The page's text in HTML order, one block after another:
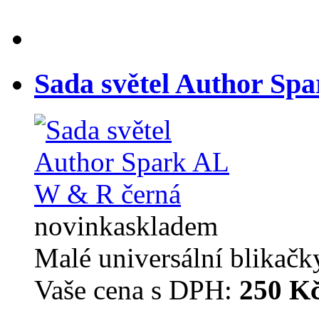
Sada světel Author
novinkaskladem
Malé universální
Vaše cena s DPH: 250